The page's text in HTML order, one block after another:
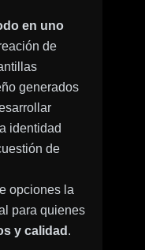
en uno
de
generados
identidad
de
opciones la
para quienes
y calidad .